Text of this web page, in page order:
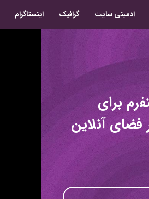
ادمینی سایت گرافیک اینستاگرام
برای
آنلاین